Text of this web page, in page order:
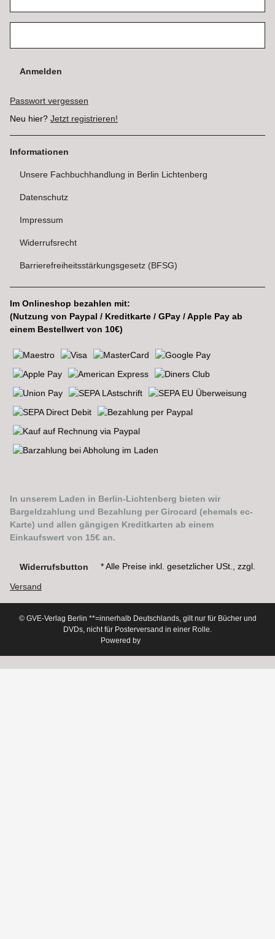
Anmelden
Passwort vergessen
Neu hier? Jetzt registrieren!
Informationen
Unsere Fachbuchhandlung in Berlin Lichtenberg
Datenschutz
Impressum
Widerrufsrecht
Barrierefreiheitsstärkungsgesetz (BFSG)
Im Onlineshop bezahlen mit:
(Nutzung von Paypal / Kreditkarte / GPay / Apple Pay ab
einem Bestellwert von 10€)
In unserem Laden in Berlin-Lichtenberg bieten wir
Bargeldzahlung und Bezahlung per Girocard (ehemals ec-
Karte) und allen gängigen Kreditkarten ab einem
Einkaufswert von 15€ an.
Widerrufsbutton * Alle Preise inkl. gesetzlicher USt., zzgl.
Versand
© GVE-Verlag Berlin **=innerhalb Deutschlands, gilt nur für Bücher und
DVDs, nicht für Posterversand in einer Rolle.
Powered by